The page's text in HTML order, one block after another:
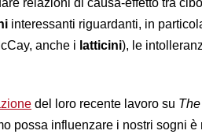
interessanti riguardanti, in
anche i latticini), le
del loro recente lavoro su The
possa influenzare i nostri sogni è